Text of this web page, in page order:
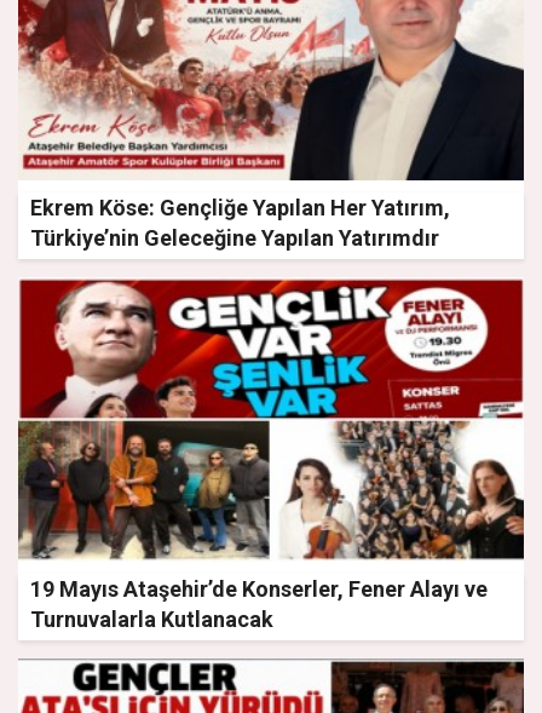
Ekrem Köse: Gençliğe Yapılan Her Yatırım,
Türkiye’nin Geleceğine Yapılan Yatırımdır
19 Mayıs Ataşehir’de Konserler, Fener Alayı ve
Turnuvalarla Kutlanacak